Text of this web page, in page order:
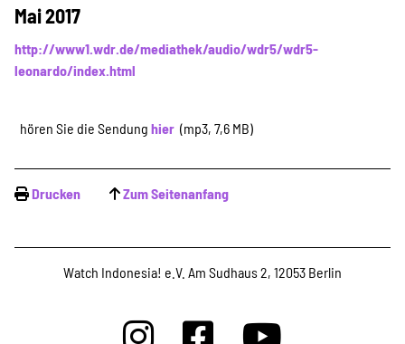
Kampagne
Stellenangebote
Werde Mitglied
Newsletter abonnieren
Mai 2017
http://www1.wdr.de/mediathek/audio/wdr5/wdr5-
leonardo/index.html
hören Sie die Sendung hier (mp3, 7,6 MB)
Drucken Zum Seitenanfang
Watch Indonesia! e.V. Am Sudhaus 2, 12053 Berlin